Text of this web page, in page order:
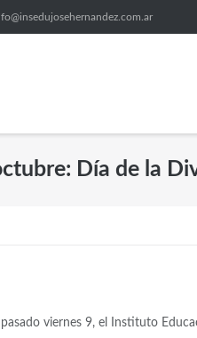
Día de la
pasado viernes 9, el Instituto